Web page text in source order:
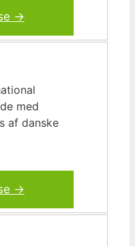
→
med
af danske
→